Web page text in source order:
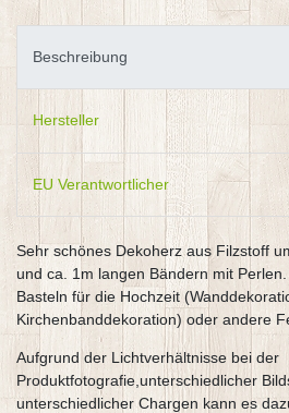
Beschreibung
Hersteller
EU Verantwortlicher
Sehr schönes Dekoherz aus Filzstoff
und ca. 1m langen Bändern mit
Basteln für die Hochzeit
Kirchenbanddekoration) oder andere
Aufgrund der Lichtverhältnisse bei der
Produktfotografie,unterschiedlicher
unterschiedlicher Chargen kann es